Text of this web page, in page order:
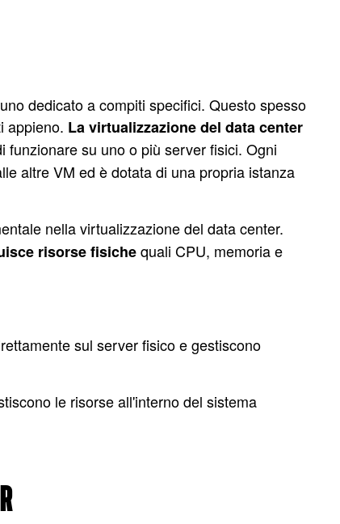
dedicato a compiti specifici. Questo spesso
appieno. La virtualizzazione del data center
funzionare su uno o più server fisici. Ogni
altre VM ed è dotata di una propria istanza
nella virtualizzazione del data center.
risorse fisichequali CPU, memoria e
sul server fisico e gestiscono
le risorse all'interno del sistema